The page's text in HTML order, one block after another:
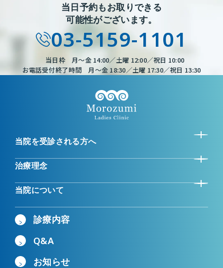
当日予約もお取りできる
可能性がございます。
03-5159-1101
当日枠 月～金 14:00／土曜 12:00／祝日 10:00
お電話受付終了時間 月～金 18:30／土曜 17:30／祝日 13:30
当院を受診される方へ
治療理念
当院について
診療内容
Q&A
お知らせ